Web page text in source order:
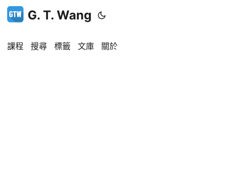
G. T. Wang
課程 搜尋 標籤 文庫 關於